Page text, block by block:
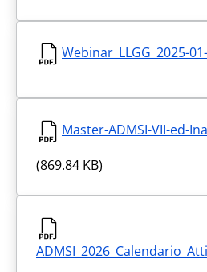
Webinar_LLGG_2025-
Master-ADMSI-VII-ed-
(869.84 KB)